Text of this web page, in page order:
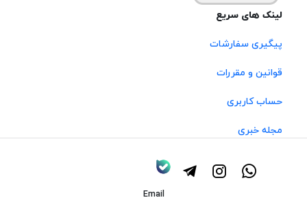
لینک های سریع
پیگیری سفارشات
قوانین و مقررات
حساب کاربری
مجله خبری
Email